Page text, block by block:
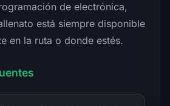
de electrónica,
está siempre disponible
en la ruta o donde estés.